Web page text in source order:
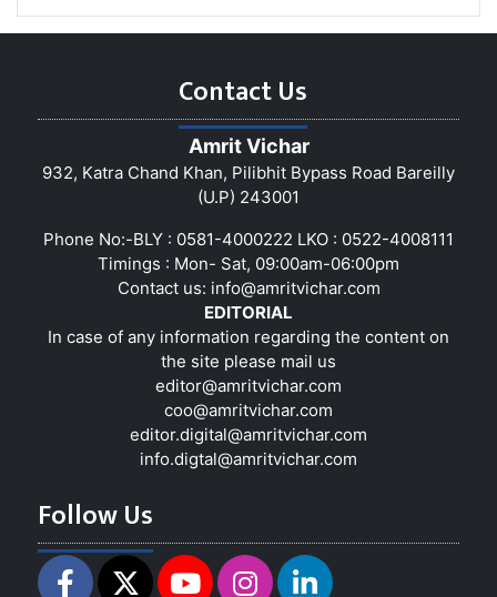
Contact Us
Amrit Vichar
932, Katra Chand Khan, Pilibhit Bypass Road Bareilly
(U.P) 243001
Phone No:-BLY : 0581-4000222 LKO : 0522-4008111
Timings : Mon- Sat, 09:00am-06:00pm
Contact us: info@amritvichar.com
EDITORIAL
In case of any information regarding the content on
the site please mail us
editor@amritvichar.com
coo@amritvichar.com
editor.digital@amritvichar.com
info.digtal@amritvichar.com
Follow Us